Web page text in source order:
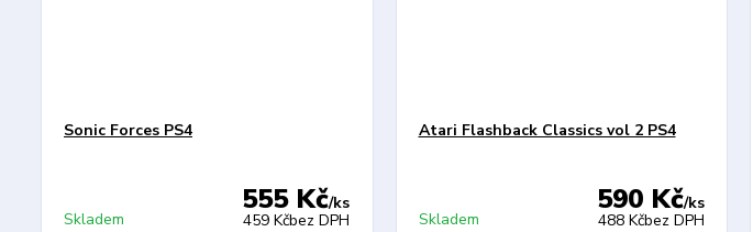
Sonic Forces PS4
555 Kč/ks
459 Kčbez DPH
Skladem
Atari Flashback Classics vol 2 PS4
590 Kč/ks
488 Kčbez DPH
Skladem